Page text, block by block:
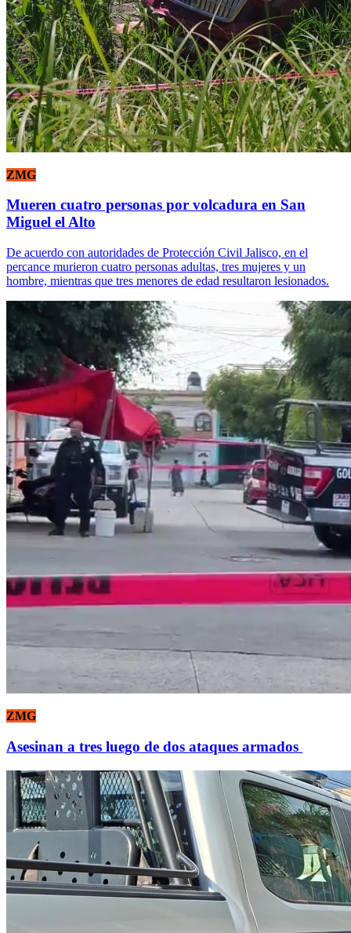
ZMG
Mueren cuatro personas por volcadura en San
Miguel el Alto
De acuerdo con autoridades de Protección Civil Jalisco, en el
percance murieron cuatro personas adultas, tres mujeres y un
hombre, mientras que tres menores de edad resultaron lesionados.
ZMG
Asesinan a tres luego de dos ataques armados